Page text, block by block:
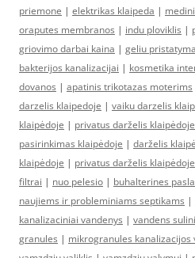
priemone | elektrikas klaipeda |
oraputes membranos | indu ploviklis |
griovimo darbai kaina | geliu
bakterijos kanalizacijai | kosmetika
dovanos | apatinis trikotazas moterims
darzelis klaipedoje | vaiku darzelis
klaipėdoje | privatus darželis
pasirinkimas klaipėdoje | darželis
klaipėdoje | privatus darželis klaipėdoje
filtrai | nuo pelesio | buhalterines
naujiems ir probleminiams septikams |
kanalizaciniai vandenys | vandens
granules | mikrogranules kanalizacijos